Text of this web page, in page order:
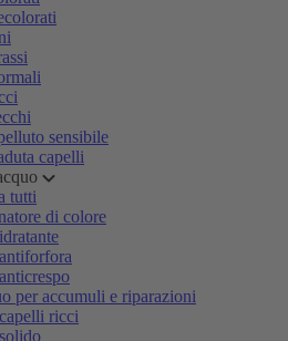
sensibile
capelli
tutti
di colore
per accumuli e riparazioni
ricci